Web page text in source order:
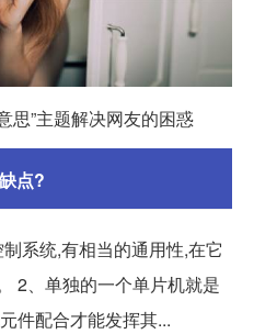
思”主题解决网友的困惑
点?
系统,有相当的通用性,在它
2、单独的一个单片机就是
件配合才能发挥其...